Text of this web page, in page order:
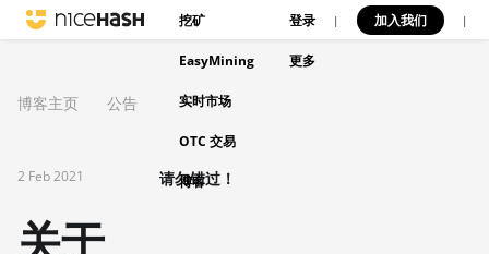
挖矿
EasyMining
实时市场
OTC 交易
博客
登录 | 加入我们 |
更多
博客主页 公告
2 Feb 2021
关于
请勿错过！